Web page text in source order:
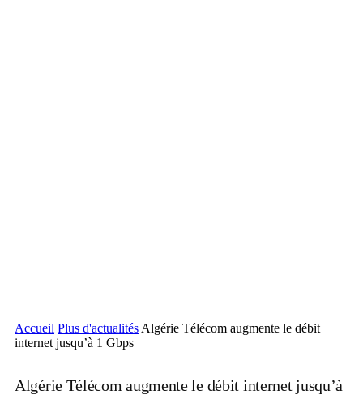
Accueil Plus d'actualités Algérie Télécom augmente le débit
internet jusqu’à 1 Gbps
Algérie Télécom augmente le débit internet jusqu’à